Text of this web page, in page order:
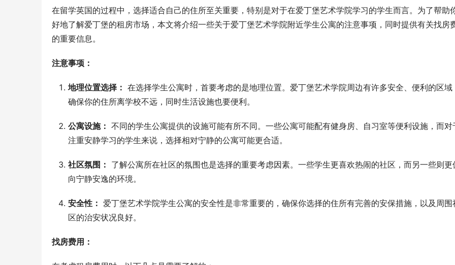
在留学英国的过程中，选择适合自己的住所至关重要，特别是对于在爱丁堡艺术学院学习的学生而言。为了帮助
好地了解爱丁堡的租房市场，本文将介绍一些关于爱丁堡艺术学院附近学生公寓的注意事项，同时提供有关找房
的重要信息。
注意事项：
地理位置选择： 在选择学生公寓时，首要考虑的是地理位置。爱丁堡艺术学院周边有许多安全、便利的区域
确保你的住所离学校不远，同时生活设施也要便利。
公寓设施： 不同的学生公寓提供的设施可能有所不同。一些公寓可能配有健身房、自习室等便利设施，而对
注重安静学习的学生来说，选择相对宁静的公寓可能更合适。
社区氛围： 了解公寓所在社区的氛围也是选择的重要考虑因素。一些学生更喜欢热闹的社区，而另一些则更
向宁静安逸的环境。
安全性： 爱丁堡艺术学院学生公寓的安全性是非常重要的，确保你选择的住所有完善的安保措施，以及周围
区的治安状况良好。
找房费用：